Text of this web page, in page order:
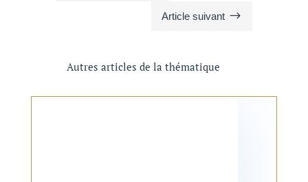
Article suivant $
Autres articles de la thématique